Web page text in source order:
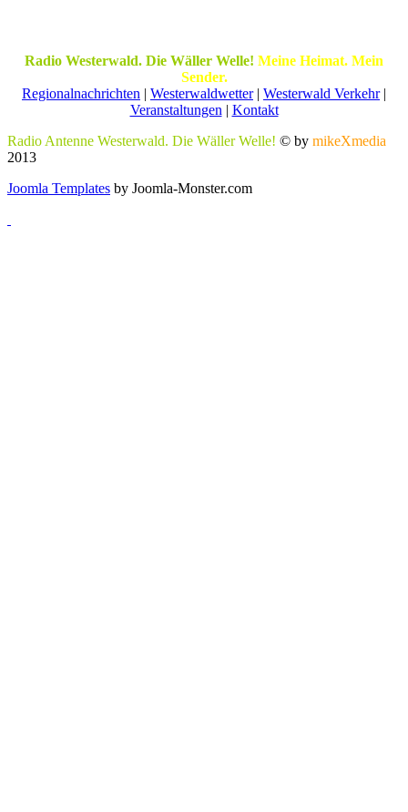
Radio Westerwald. Die Wäller Welle! Meine Heimat. Mein
Sender.
Regionalnachrichten | Westerwaldwetter| Westerwald Verkehr|
Veranstaltungen | Kontakt
Radio Antenne Westerwald. Die Wäller Welle! © by mikeXmedia
2013
Joomla Templates by Joomla-Monster.com